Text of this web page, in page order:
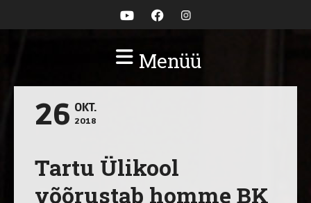
Menüü
26 OKT.
2018
Tartu Ülikool
võõrustab homme BK